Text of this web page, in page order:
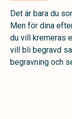
Det är bara du
Men för dina
du vill kremeras
vill bli begravd
begravning och